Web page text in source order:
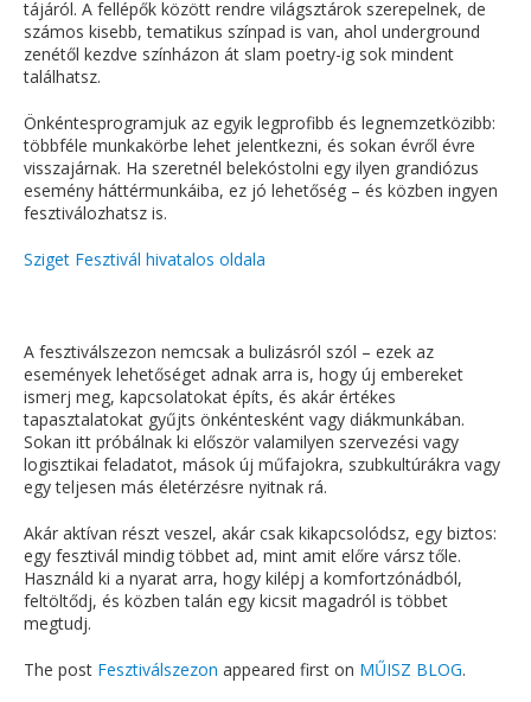
tájáról. A fellépők között rendre világsztárok szerepelnek, de
számos kisebb, tematikus színpad is van, ahol underground
zenétől kezdve színházon át slam poetry-ig sok mindent
találhatsz.
Önkéntesprogramjuk az egyik legprofibb és legnemzetközibb:
többféle munkakörbe lehet jelentkezni, és sokan évről évre
visszajárnak. Ha szeretnél belekóstolni egy ilyen grandiózus
esemény háttérmunkáiba, ez jó lehetőség – és közben ingyen
fesztiválozhatsz is.
Sziget Fesztivál hivatalos oldala
A fesztiválszezon nemcsak a bulizásról szól – ezek az
események lehetőséget adnak arra is, hogy új embereket
ismerj meg, kapcsolatokat építs, és akár értékes
tapasztalatokat gyűjts önkéntesként vagy diákmunkában.
Sokan itt próbálnak ki először valamilyen szervezési vagy
logisztikai feladatot, mások új műfajokra, szubkultúrákra vagy
egy teljesen más életérzésre nyitnak rá.
Akár aktívan részt veszel, akár csak kikapcsolódsz, egy biztos:
egy fesztivál mindig többet ad, mint amit előre vársz tőle.
Használd ki a nyarat arra, hogy kilépj a komfortzónádból,
feltöltődj, és közben talán egy kicsit magadról is többet
megtudj.
The post Fesztiválszezon appeared first on MŰISZ BLOG.